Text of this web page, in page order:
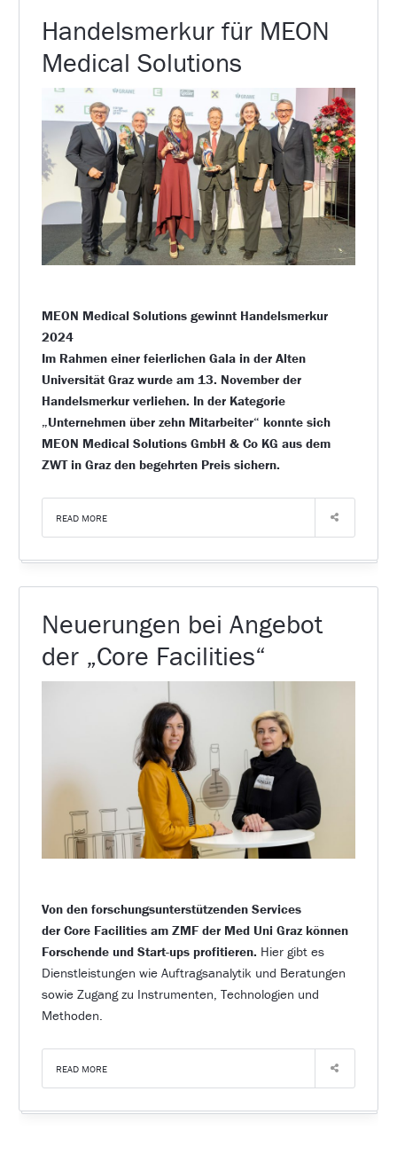
Handelsmerkur für MEON
Medical Solutions
MEON Medical Solutions gewinnt Handelsmerkur
2024
Im Rahmen einer feierlichen Gala in der Alten
Universität Graz wurde am 13. November der
Handelsmerkur verliehen. In der Kategorie
„Unternehmen über zehn Mitarbeiter“ konnte sich
MEON Medical Solutions GmbH & Co KG aus dem
ZWT in Graz den begehrten Preis sichern.
READ MORE
Neuerungen bei Angebot
der „Core Facilities“
Von den forschungsunterstützenden Services
der Core Facilities am ZMF der Med Uni Graz können
Forschende und Start-ups profitieren. Hier gibt es
Dienstleistungen wie Auftragsanalytik und Beratungen
sowie Zugang zu Instrumenten, Technologien und
Methoden.
READ MORE